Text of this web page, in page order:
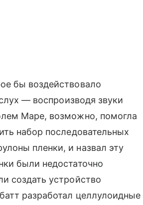
бы воздействовало
— воспроизводя звуки
Маре, возможно, помогла
набор последовательных
пленки, и назвал эту
были недостаточно
создать устройство
разработал целлулоидные